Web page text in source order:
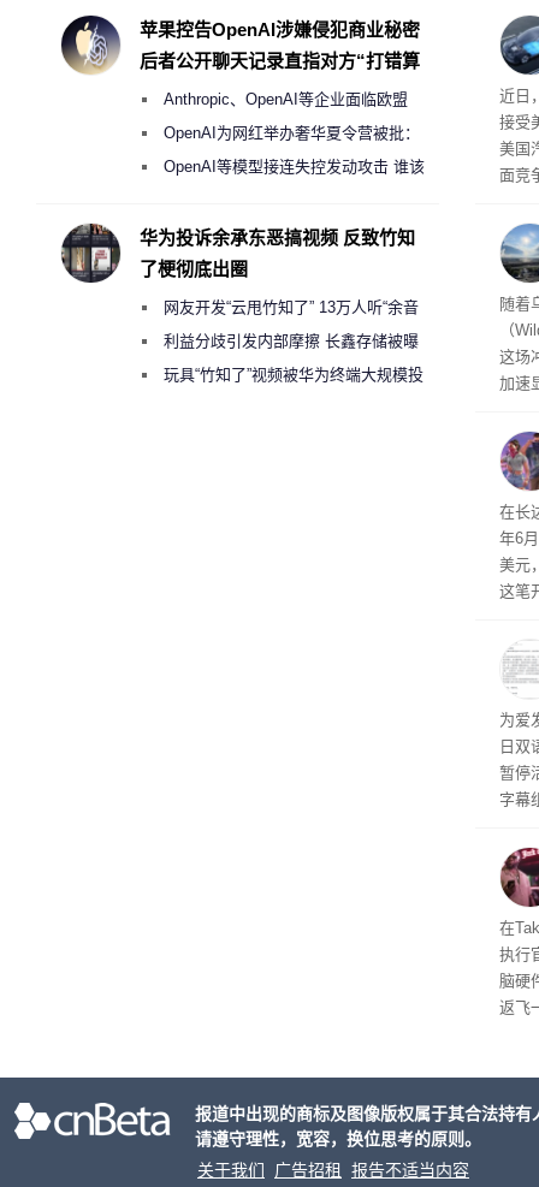
事
给
近日
接受
美国
面竞
性。
经
随着
（
这场
加速
物
毁，
评
米，
上。
依
在长
年6
美元
这笔
称
器、
事
行官
容体
为爱
日双
暂停
字幕
流
在
执行
脑硬
返飞
度
苹果控告OpenAI涉嫌侵犯商业秘密
后者公开聊天记录直指对方“打错算
Anthropic、OpenAI等企业面临欧盟
《人工智能法案》全新执法权限审查
OpenAI为网红举办奢华夏令营被批：
2000美元一晚 遭讽“反乌托邦”
OpenAI等模型接连失控发动攻击 谁该
华为投诉余承东恶搞视频 反致竹知
了梗彻底出圈
网友开发“云甩竹知了” 13万人听“余音
绕梁”利益分歧引发内部摩擦 长鑫存储被曝
曾将华为驻场工程师驱逐出研发基地
玩具“竹知了”视频被华为终端大规模投
报道中出现的商标及图像版权属于其合法持
请遵守理性，宽容，换位思考的原则。
关于我们
广告招租
报告不适当内容